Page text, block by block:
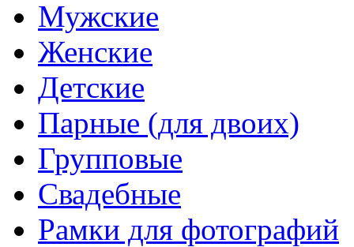
Мужские
Женские
Детские
Парные (для двоих)
Групповые
Свадебные
Рамки для фотографий